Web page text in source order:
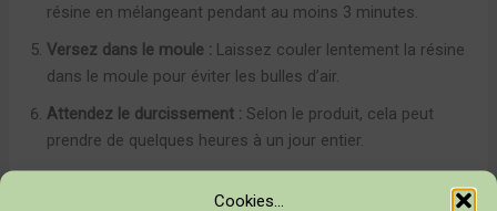
Cookies...
résine en mélangeant pendant au moins 3 minutes.
Versez dans le moule : Laissez couler lentement la résine
dans le moule pour éviter les bulles d’air.
Attendez le durcissement : Selon le produit, cela peut
prendre de quelques heures à un jour entier.
Ajout de décorations et d’inclusions pour un effet